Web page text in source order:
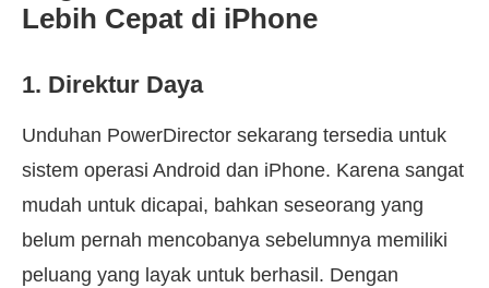
Lebih Cepat di iPhone
1. Direktur Daya
Unduhan PowerDirector sekarang tersedia untuk
sistem operasi Android dan iPhone. Karena sangat
mudah untuk dicapai, bahkan seseorang yang
belum pernah mencobanya sebelumnya memiliki
peluang yang layak untuk berhasil. Dengan